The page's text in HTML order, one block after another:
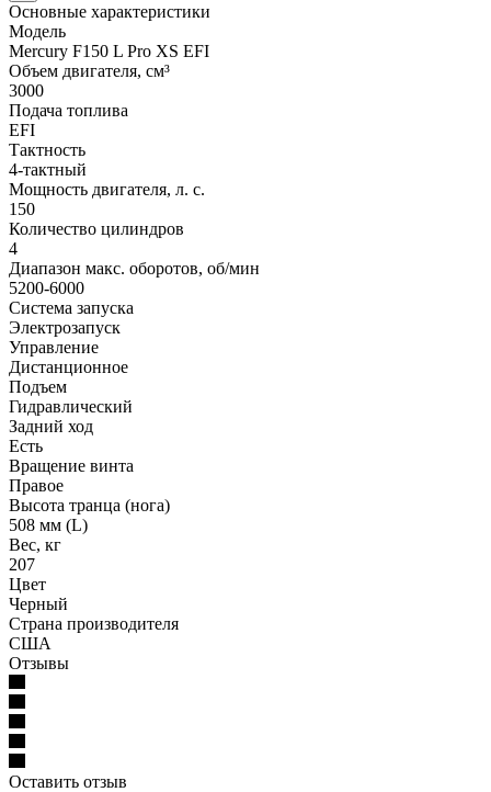
Основные характеристики
Модель
Mercury F150 L Pro XS EFI
Объем двигателя, см³
3000
Подача топлива
EFI
Тактность
4-тактный
Мощность двигателя, л. с.
150
Количество цилиндров
4
Диапазон макс. оборотов, об/мин
5200-6000
Система запуска
Электрозапуск
Управление
Дистанционное
Подъем
Гидравлический
Задний ход
Есть
Вращение винта
Правое
Высота транца (нога)
508 мм (L)
Вес, кг
207
Цвет
Черный
Страна производителя
США
Отзывы
Оставить отзыв